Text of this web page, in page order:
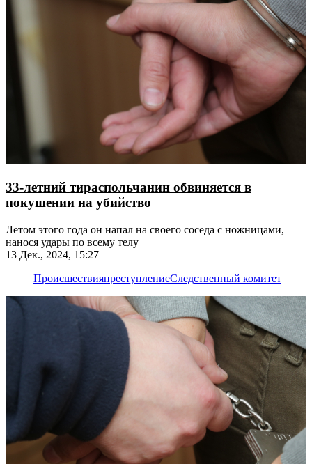
33-летний тираспольчанин обвиняется в
покушении на убийство
Летом этого года он напал на своего соседа с ножницами,
нанося удары по всему телу
13 Дек., 2024, 15:27
ПроисшествияпреступлениеСледственный комитет